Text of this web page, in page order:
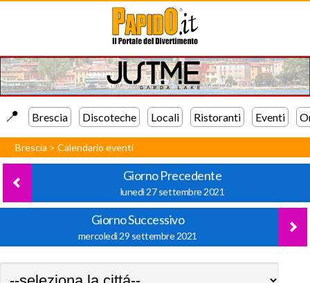
📍️ Brescia Discoteche Locali Ristoranti Eventi
Brescia >Calendario eventi
Giorno Precedente
lunedì 27 settembre 2021
Giorno Successivo
mercoledì 29 settembre 2021